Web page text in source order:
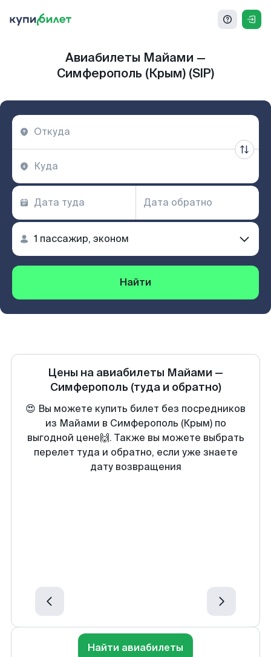
Авиабилеты Майами —
Симферополь (Крым) (SIP)
Найти
Цены на авиабилеты Майами —
Симферополь (туда и обратно)
😍 Вы можете купить билет без посредников
из Майами в Симферополь (Крым) по
выгодной цене🙌. Также вы можете выбрать
перелет туда и обратно, если уже знаете
дату возвращения
Найти авиабилеты